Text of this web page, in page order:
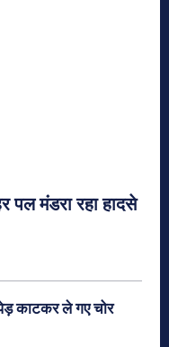
पल मंडरा रहा हादसे
काटकर ले गए चोर